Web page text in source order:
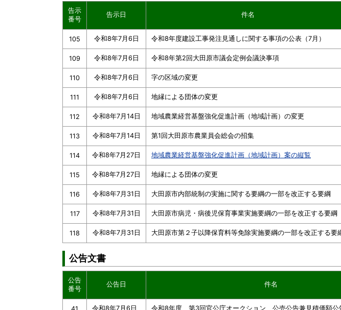
告示
番号
告示日 件名
105 令和8年7月6日 令和8年度建設工事発注見通しに関する事項の公表（7月）
109 令和8年7月6日 令和8年第2回大田原市議会定例会議決事項
110 令和8年7月6日 字の区域の変更
111 令和8年7月6日 地縁による団体の変更
112 令和8年7月14日 地域農業経営基盤強化促進計画（地域計画）の変更
113 令和8年7月14日 第1回大田原市農業員会総会の招集
114 令和8年7月27日 地域農業経営基盤強化促進計画（地域計画）案の縦覧
115 令和8年7月27日 地縁による団体の変更
116 令和8年7月31日 大田原市内部統制の実施に関する要綱の一部を改正する要綱
117 令和8年7月31日 大田原市病児・病後児保育事業実施要綱の一部を改正する要綱
118 令和8年7月31日 大田原市第２子以降保育料等免除実施要綱の一部を改正する要
公告文書
公告
番号
公告日 件名
令和8年7月6日 令和8年度 第3回官公庁オークション 公売公告兼見積価額公